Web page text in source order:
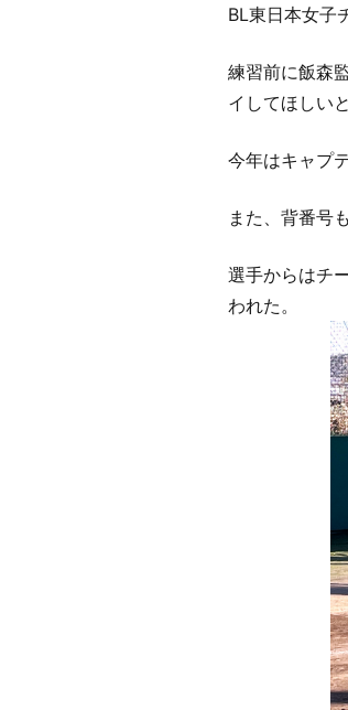
BL東日本女子
練習前に飯森
イしてほしい
今年はキャプ
また、背番号
選手からはチ
われた。